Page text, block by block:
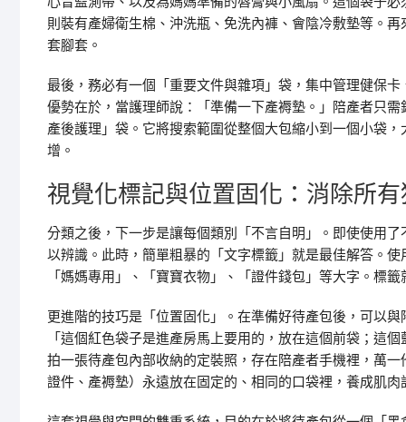
則裝有產婦衛生棉、沖洗瓶、免洗內褲、會陰冷敷墊等。
套腳套。
最後，務必有一個「重要文件與雜項」袋，集中管理健保
優勢在於，當護理師說：「準備一下產褥墊。」陪產者只
產後護理」袋。它將搜索範圍從整個大包縮小到一個小袋
增。
視覺化標記與位置固化：消除所
分類之後，下一步是讓每個類別「不言自明」。即使使用
以辨識。此時，簡單粗暴的「文字標籤」就是最佳解答。
「媽媽專用」、「寶寶衣物」、「證件錢包」等大字。標
更進階的技巧是「位置固化」。在準備好待產包後，可以
「這個紅色袋子是進產房馬上要用的，放在這個前袋；這
拍一張待產包內部收納的定裝照，存在陪產者手機裡，萬
證件、產褥墊）永遠放在固定的、相同的口袋裡，養成肌肉